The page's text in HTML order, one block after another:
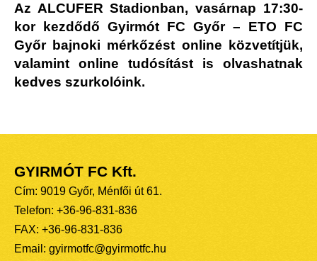
Az ALCUFER Stadionban, vasárnap 17:30-
kor kezdődő Gyirmót FC Győr – ETO FC
Győr bajnoki mérkőzést online közvetítjük,
valamint online tudósítást is olvashatnak
kedves szurkolóink.
GYIRMÓT FC Kft.
Cím: 9019 Győr, Ménfői út 61.
Telefon: +36-96-831-836
FAX: +36-96-831-836
Email: gyirmotfc@gyirmotfc.hu